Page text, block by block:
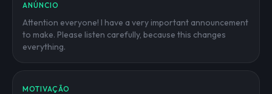
ANÚNCIO
Attention everyone! I have a very important announcement
to make. Please listen carefully, because this changes
everything.
MOTIVAÇÃO